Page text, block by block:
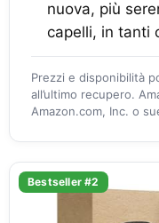
nuova, più
capelli, in tanti
Prezzi e disponibilità
all’ultimo recupero.
Amazon.com, Inc. o
Bestseller #2